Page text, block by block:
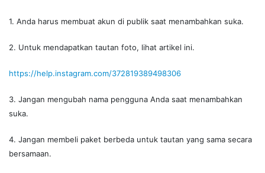
1. Anda harus membuat akun di publik saat menambahkan suka.
2. Untuk mendapatkan tautan foto, lihat artikel ini.
https://help.instagram.com/372819389498306
3. Jangan mengubah nama pengguna Anda saat menambahkan
suka.
4. Jangan membeli paket berbeda untuk tautan yang sama secara
bersamaan.